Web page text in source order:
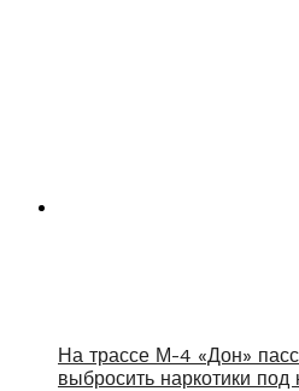
На трассе М-4 «Дон»
выбросить наркотики под